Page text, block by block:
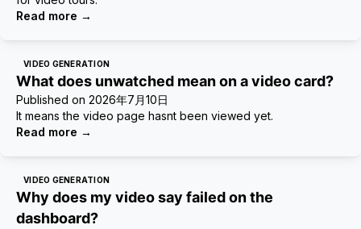
Read more →
VIDEO GENERATION
What does unwatched mean on a video card?
Published on 2026年7月10日
It means the video page hasnt been viewed yet.
Read more →
VIDEO GENERATION
Why does my video say failed on the
dashboard?